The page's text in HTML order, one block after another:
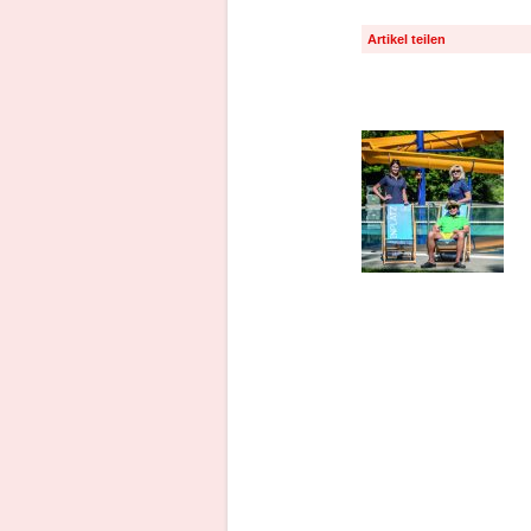
Artikel teilen